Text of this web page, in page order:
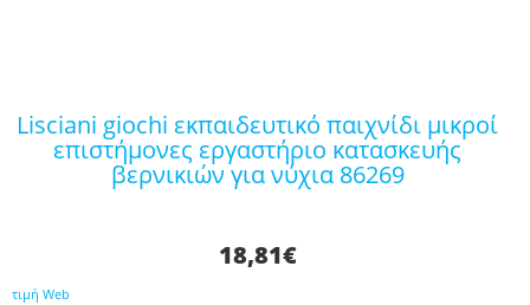
lisciani giochi εκπαιδευτικό παιχνίδι μικροί
επιστήμονες εργαστήριο κατασκευής
βερνικιών για νύχια 86269
18,81€
τιμή Web